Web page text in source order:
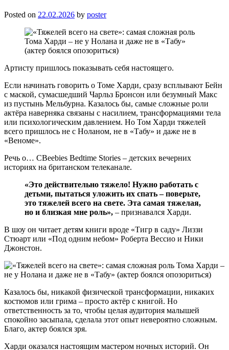
Posted on 22.02.2026 by poster
Артисту пришлось показывать себя настоящего.
Если начинать говорить о Томе Харди, сразу всплывают Бейн
с маской, сумасшедший Чарльз Бронсон или безумный Макс
из пустынь Мельбурна. Казалось бы, самые сложные роли
актёра наверняка связаны с насилием, трансформациями тела
или психологическим давлением. Но Том Харди тяжелей
всего пришлось не с Ноланом, не в «Табу» и даже не в
«Веноме».
Речь о… CBeebies Bedtime Stories – детских вечерних
историях на британском телеканале.
«Это действительно тяжело! Нужно работать с
детьми, пытаться уложить их спать – поверьте,
это тяжелей всего на свете. Эта самая тяжелая,
но и близкая мне роль», – признавался Харди.
В шоу он читает детям книги вроде «Тигр в саду» Лиззи
Стюарт или «Под одним небом» Роберта Вессио и Ники
Джонстон.
Казалось бы, никакой физической трансформации, никаких
костюмов или грима – просто актёр с книгой. Но
ответственность за то, чтобы целая аудитория малышей
спокойно засыпала, сделала этот опыт невероятно сложным.
Благо, актер боялся зря.
Харди оказался настоящим мастером ночных историй. Он